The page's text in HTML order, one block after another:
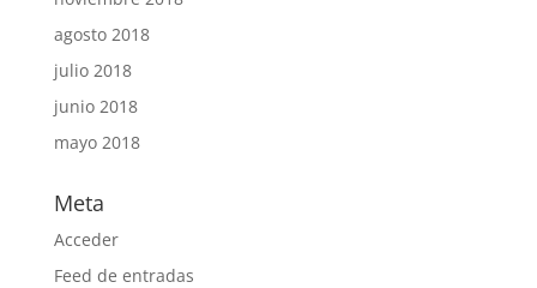
agosto 2018
julio 2018
junio 2018
mayo 2018
Meta
Acceder
Feed de entradas